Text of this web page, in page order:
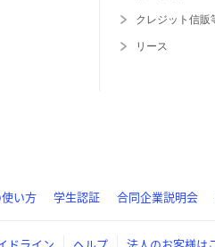
クレジット信販
リース
い方 学生認証 合同企業説明会